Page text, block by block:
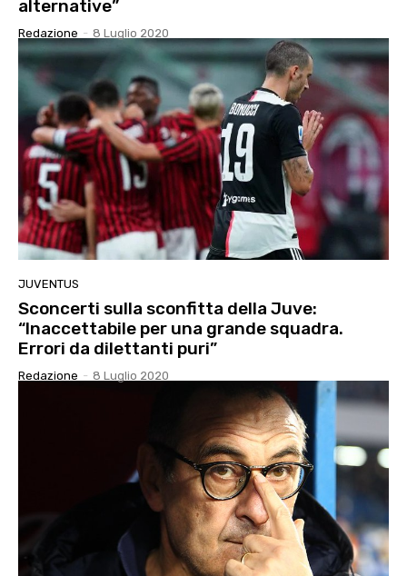
alternative”
Redazione - 8 Luglio 2020
JUVENTUS
Sconcerti sulla sconfitta della Juve:
“Inaccettabile per una grande squadra.
Errori da dilettanti puri”
Redazione - 8 Luglio 2020